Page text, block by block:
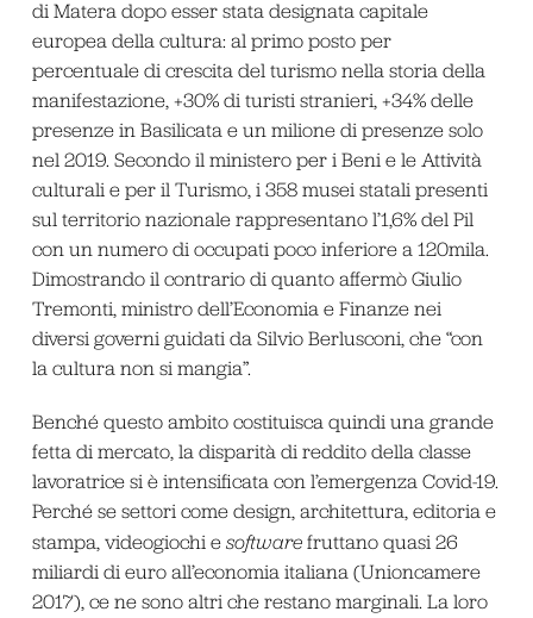
di Matera dopo esser stata designata capitale
europea della cultura: al primo posto per
percentuale di crescita del turismo nella storia della
manifestazione, +30% di turisti stranieri, +34% delle
presenze in Basilicata e un milione di presenze solo
nel 2019. Secondo il ministero per i Beni e le Attività
culturali e per il Turismo, i 358 musei statali presenti
sul territorio nazionale rappresentano l’1,6% del Pil
con un numero di occupati poco inferiore a 120mila.
Dimostrando il contrario di quanto affermò Giulio
Tremonti, ministro dell’Economia e Finanze nei
diversi governi guidati da Silvio Berlusconi, che “con
la cultura non si mangia”.
Benché questo ambito costituisca quindi una grande
fetta di mercato, la disparità di reddito della classe
lavoratrice si è intensificata con l’emergenza Covid-19.
Perché se settori come design, architettura, editoria e
stampa, videogiochi e softwarefruttano quasi 26
miliardi di euro all’economia italiana (Unioncamere
2017), ce ne sono altri che restano marginali. La loro